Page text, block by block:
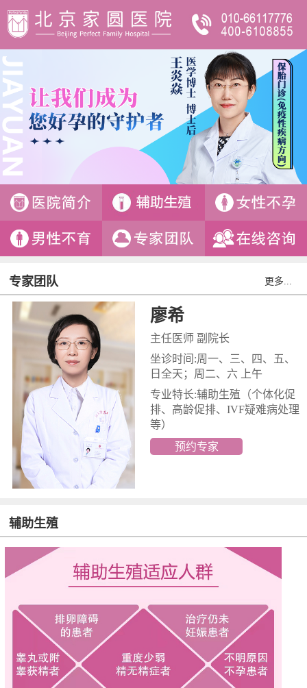
专家团队 更多...
廖希
主任医师 副院长
坐诊时间:周一、三、四、五、
日全天；周二、六 上午
专业特长:辅助生殖 （个体化促
排、高龄促排、IVF疑难病处理
等）
预约专家
辅助生殖